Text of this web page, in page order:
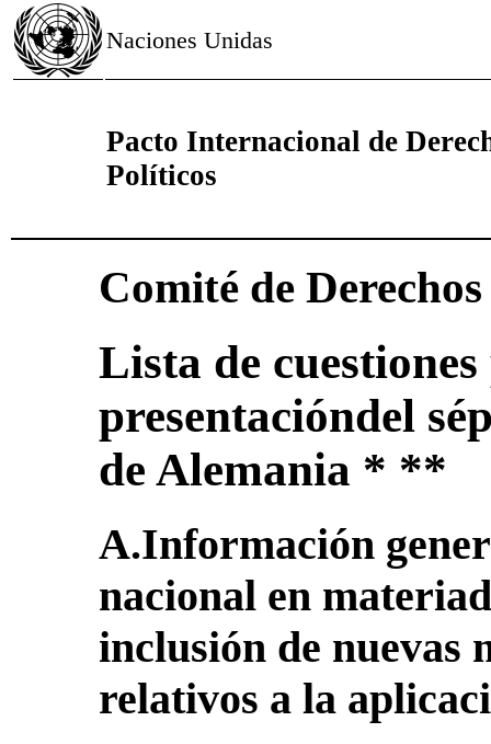
Naciones Unidas
Pacto Internacional de
Políticos
Comité de
Lista de
presentacióndel
de Alemania * **
A.Información
nacional en
inclusión de nuevas
relativos a la